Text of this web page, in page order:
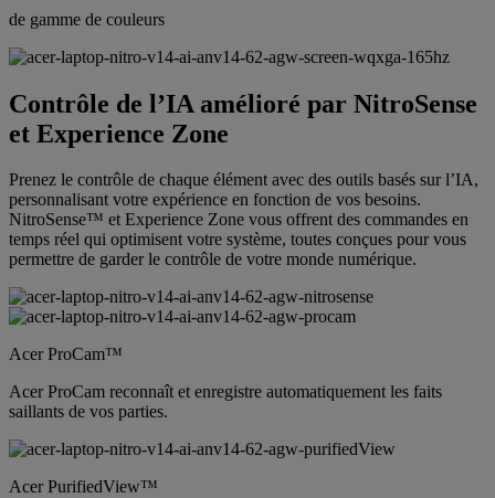
de gamme de couleurs
Contrôle de l’IA amélioré par NitroSense
et Experience Zone
Prenez le contrôle de chaque élément avec des outils basés sur l’IA,
personnalisant votre expérience en fonction de vos besoins.
NitroSense™ et Experience Zone vous offrent des commandes en
temps réel qui optimisent votre système, toutes conçues pour vous
permettre de garder le contrôle de votre monde numérique.
Acer ProCam™
Acer ProCam reconnaît et enregistre automatiquement les faits
saillants de vos parties.
Acer PurifiedView™